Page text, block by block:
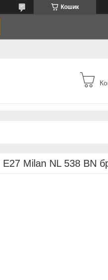
Кошик
Е27 Milan NL 538 BN